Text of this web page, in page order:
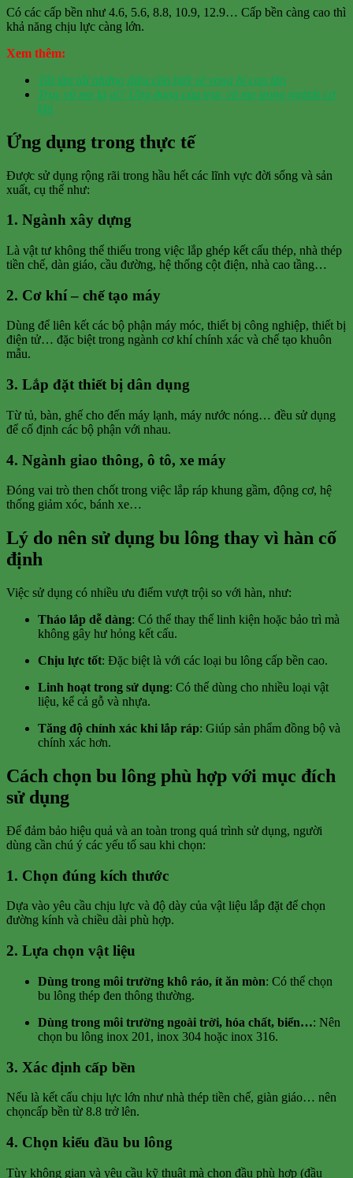
Có các cấp bền như 4.6, 5.6, 8.8, 10.9, 12.9… Cấp bền càng cao thì
khả năng chịu lực càng lớn.
Xem thêm:
Tất tần tật những điều cần biết về vòng bi con lăn
Trục vít me là gì? Ứng dụng của trục vít me trong ngành cơ
khí
Ứng dụng trong thực tế
Được sử dụng rộng rãi trong hầu hết các lĩnh vực đời sống và sản
xuất, cụ thể như:
1. Ngành xây dựng
Là vật tư không thể thiếu trong việc lắp ghép kết cấu thép, nhà thép
tiền chế, dàn giáo, cầu đường, hệ thống cột điện, nhà cao tầng…
2. Cơ khí – chế tạo máy
Dùng để liên kết các bộ phận máy móc, thiết bị công nghiệp, thiết bị
điện tử… đặc biệt trong ngành cơ khí chính xác và chế tạo khuôn
mẫu.
3. Lắp đặt thiết bị dân dụng
Từ tủ, bàn, ghế cho đến máy lạnh, máy nước nóng… đều sử dụng
để cố định các bộ phận với nhau.
4. Ngành giao thông, ô tô, xe máy
Đóng vai trò then chốt trong việc lắp ráp khung gầm, động cơ, hệ
thống giảm xóc, bánh xe…
Lý do nên sử dụng bu lông thay vì hàn cố
định
Việc sử dụng có nhiều ưu điểm vượt trội so với hàn, như:
Tháo lắp dễ dàng: Có thể thay thế linh kiện hoặc bảo trì mà
không gây hư hỏng kết cấu.
Chịu lực tốt: Đặc biệt là với các loại bu lông cấp bền cao.
Linh hoạt trong sử dụng: Có thể dùng cho nhiều loại vật
liệu, kể cả gỗ và nhựa.
Tăng độ chính xác khi lắp ráp: Giúp sản phẩm đồng bộ và
chính xác hơn.
Cách chọn bu lông phù hợp với mục đích
sử dụng
Để đảm bảo hiệu quả và an toàn trong quá trình sử dụng, người
dùng cần chú ý các yếu tố sau khi chọn:
1. Chọn đúng kích thước
Dựa vào yêu cầu chịu lực và độ dày của vật liệu lắp đặt để chọn
đường kính và chiều dài phù hợp.
2. Lựa chọn vật liệu
Dùng trong môi trường khô ráo, ít ăn mòn: Có thể chọn
bu lông thép đen thông thường.
Dùng trong môi trường ngoài trời, hóa chất, biển…: Nên
chọn bu lông inox 201, inox 304 hoặc inox 316.
3. Xác định cấp bền
Nếu là kết cấu chịu lực lớn như nhà thép tiền chế, giàn giáo… nên
chọncấp bền từ 8.8 trở lên.
4. Chọn kiểu đầu bu lông
Tùy không gian và yêu cầu kỹ thuật mà chọn đầu phù hợp (đầu